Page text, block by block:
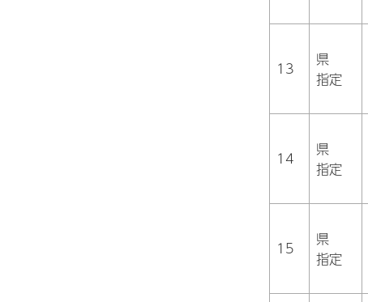
13
県
指定
14
県
指定
15
県
指定